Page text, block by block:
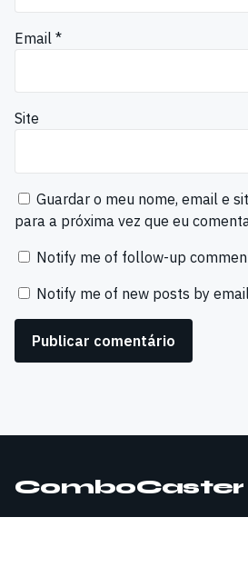
Email *
Site
Guardar o meu nome, email e
para a próxima vez que eu
Notify me of follow-up
Notify me of new posts by
ComboCaster